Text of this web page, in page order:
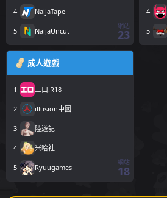
4 NaijaTape
5 NaijaUncut
網站
23
4
5
成人遊戲
1 工口.R18
2 illusion中國
3 陸遊記
4 米哈社
5 Ryuugames
網站
18